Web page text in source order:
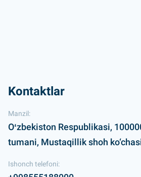
Kontaktlar
Manzil:
Oʻzbekiston Respublikasi,
tumani, Mustaqillik shoh
Ishonch telefoni: